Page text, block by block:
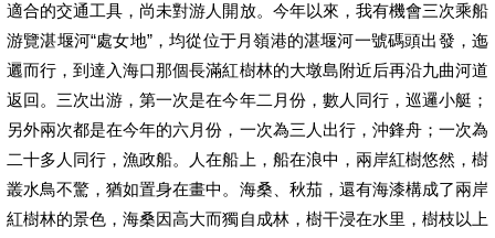
適合的交通工具，尚未對游人開放。今年以來，我有機會三次乘船
游覽湛堰河“處女地”，均從位于月嶺港的湛堰河一號碼頭出發，迤
邐而行，到達入海口那個長滿紅樹林的大墩島附近后再沿九曲河道
返回。三次出游，第一次是在今年二月份，數人同行，巡邏小艇；
另外兩次都是在今年的六月份，一次為三人出行，沖鋒舟；一次為
二十多人同行，漁政船。人在船上，船在浪中，兩岸紅樹悠然，樹
叢水鳥不驚，猶如置身在畫中。海桑、秋茄，還有海漆構成了兩岸
紅樹林的景色，海桑因高大而獨自成林，樹干浸在水里，樹枝以上